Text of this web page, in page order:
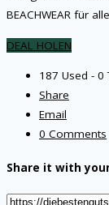
BEACHWEAR für
DEAL HOLEN
187 Used - 0
Share
Email
0 Comments
Share it with